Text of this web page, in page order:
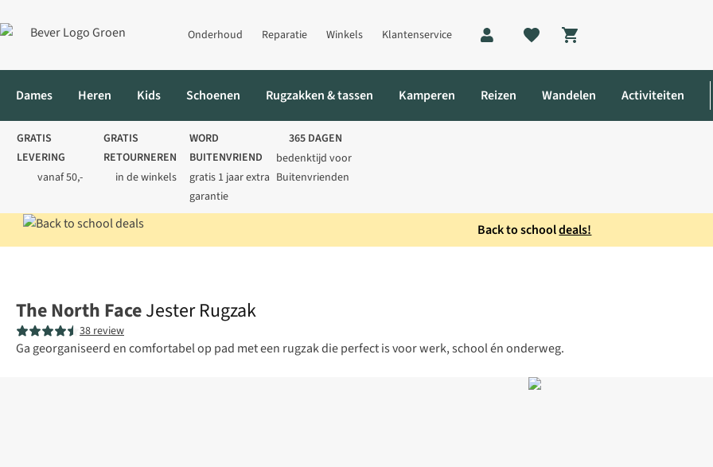
Onderhoud Reparatie Winkels Klantenservice
Shopping cart
Dames Heren Kids Schoenen Rugzakken & tassen Kamperen Reizen Wandelen Activiteiten
GRATIS
LEVERING
vanaf 50,-
GRATIS
RETOURNEREN
in de winkels
WORD
BUITENVRIEND
gratis 1 jaar extra
garantie
365 DAGEN
bedenktijd voor
Buitenvrienden
Back to schooldeals!
The North FaceJester Rugzak
38 review
Ga georganiseerd en comfortabel op pad met een rugzak die perfect is voor werk, school én onderweg.